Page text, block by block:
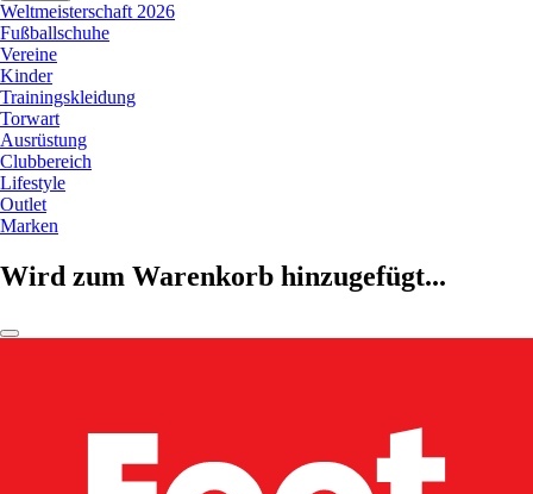
Weltmeisterschaft 2026
Fußballschuhe
Vereine
Kinder
Trainingskleidung
Torwart
Ausrüstung
Clubbereich
Lifestyle
Outlet
Marken
Wird zum Warenkorb hinzugefügt...